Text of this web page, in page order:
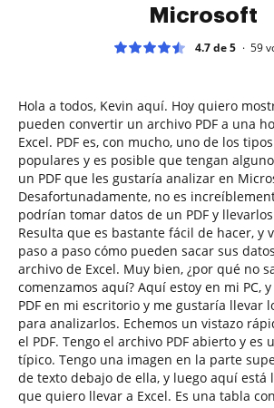
Microsoft
4.7 de 5 59
Hola a todos, Kevin aquí. Hoy quiero
pueden convertir un archivo PDF a una
Excel. PDF es, con mucho, uno de los
populares y es posible que tengan
un PDF que les gustaría analizar en
Desafortunadamente, no es
podrían tomar datos de un PDF y
Resulta que es bastante fácil de hacer, y
paso a paso cómo pueden sacar sus
archivo de Excel. Muy bien, ¿por qué no
comenzamos aquí? Aquí estoy en mi PC,
PDF en mi escritorio y me gustaría llevar
para analizarlos. Echemos un vistazo
el PDF. Tengo el archivo PDF abierto y es
típico. Tengo una imagen en la parte
de texto debajo de ella, y luego aquí está
que quiero llevar a Excel. Es una tabla